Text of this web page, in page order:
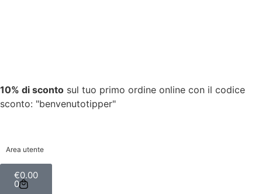
10% di sconto sul tuo primo ordine online con il codice
sconto: "benvenutotipper"
Area utente
€0.00
0